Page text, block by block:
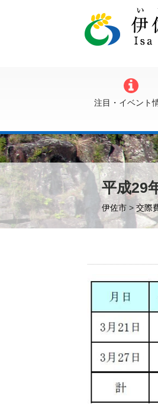
注目・イベント
平成29
伊佐市 >交際